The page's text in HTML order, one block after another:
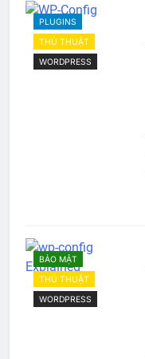
PLUGINS
THỦ THUẬT
WORDPRESS
BẢO MẬT
THỦ THUẬT
WORDPRESS